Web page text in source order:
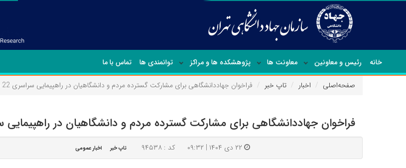
خانه رئیس و معاونین معاونت ها پژوهشکده ها و مراکز توانمندی ها تماس با ما
صفحه‌اصلی اخبار تاپ خبر فراخوان جهاددانشگاهی برای مشارکت گسترده مردم و دانشگاهیان در راهپیمایی سراسری 22 دی ماه
فراخوان جهاددانشگاهی برای مشارکت گسترده مردم و دانشگاهیان در راهپیمایی سراسری
۲۲ دی ۱۴۰۴ | ۰۹:۳۲ کد : ۹۴۵۳۸ تاپ خبر اخبار عمومی